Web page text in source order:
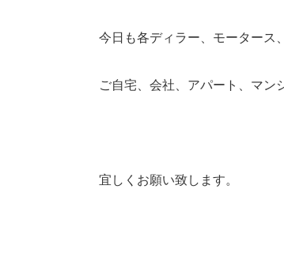
今日も各ディラー、モータース
ご自宅、会社、アパート、マン
宜しくお願い致します。